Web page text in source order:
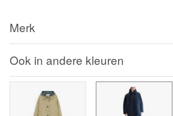
Merk
Ook in andere kleuren